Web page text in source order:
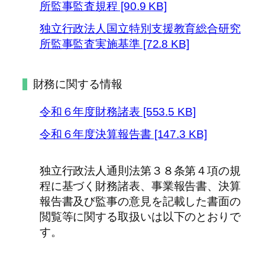
所監事監査規程 [90.9 KB]
独立行政法人国立特別支援教育総合研究
所監事監査実施基準 [72.8 KB]
財務に関する情報
令和６年度財務諸表 [553.5 KB]
令和６年度決算報告書 [147.3 KB]
独立行政法人通則法第３８条第４項の規
程に基づく財務諸表、事業報告書、決算
報告書及び監事の意見を記載した書面の
閲覧等に関する取扱いは以下のとおりで
す。